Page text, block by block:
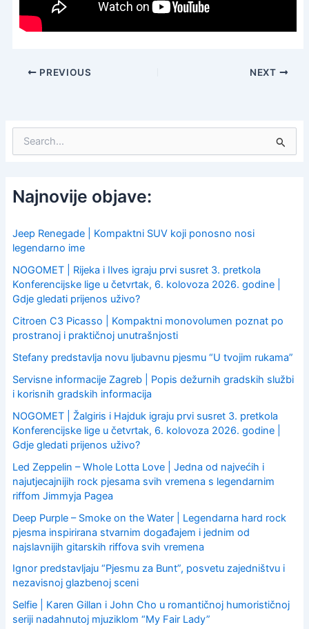
PREVIOUS NEXT
c
h
o
r
Najnovije objave:
Jeep Renegade | Kompaktni SUV koji ponosno nosi
legendarno ime
NOGOMET | Rijeka i Ilves igraju prvi susret 3. pretkola
Konferencijske lige u četvrtak, 6. kolovoza 2026. godine |
Gdje gledati prijenos uživo?
Citroen C3 Picasso | Kompaktni monovolumen poznat po
prostranoj i praktičnoj unutrašnjosti
Stefany predstavlja novu ljubavnu pjesmu “U tvojim rukama”
Servisne informacije Zagreb | Popis dežurnih gradskih službi
i korisnih gradskih informacija
NOGOMET | Žalgiris i Hajduk igraju prvi susret 3. pretkola
Konferencijske lige u četvrtak, 6. kolovoza 2026. godine |
Gdje gledati prijenos uživo?
Led Zeppelin – Whole Lotta Love | Jedna od najvećih i
najutjecajnijih rock pjesama svih vremena s legendarnim
riffom Jimmyja Pagea
Deep Purple – Smoke on the Water | Legendarna hard rock
pjesma inspirirana stvarnim događajem i jednim od
najslavnijih gitarskih riffova svih vremena
Ignor predstavljaju “Pjesmu za Bunt”, posvetu zajedništvu i
nezavisnoj glazbenoj sceni
Selfie | Karen Gillan i John Cho u romantičnoj humorističnoj
seriji nadahnutoj mjuziklom “My Fair Lady”